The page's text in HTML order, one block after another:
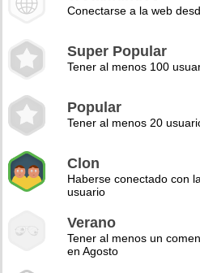
Conectarse a la web
Super Popular
Tener al menos 100
Popular
Tener al menos 20
Clon
Haberse conectado con
usuario
Verano
Tener al menos un
en Agosto